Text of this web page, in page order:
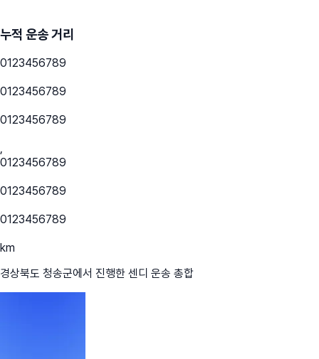
누적 운송 거리
0123456789
0123456789
0123456789
,
0123456789
0123456789
0123456789
km
경상북도 청송군에서 진행한 센디 운송 총합